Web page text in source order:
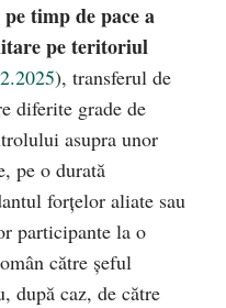
timp de pace a
pe teritoriul
), transferul de
diferite grade de
asupra unor
pe o durată
forțelor aliate sau
participante la o
către șeful
după caz, de către